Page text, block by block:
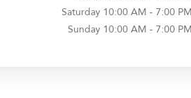
Saturday10:00 AM - 7:00 PM
Sunday10:00 AM - 7:00 PM